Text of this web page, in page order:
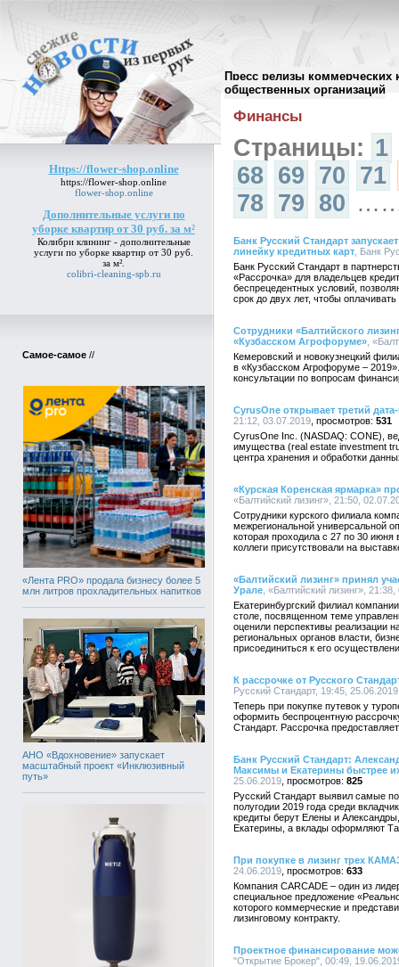
Пресс релизы коммерческих
общественных организаций
Https://flower-shop.online
https://flower-shop.online
flower-shop.online
Дополнительные услуги по
уборке квартир от 30 руб. за м²
Колибри клининг - дополнительные
услуги по уборке квартир от 30 руб.
за м²
colibri-cleaning-spb.ru
Самое-самое //
«Лента PRO» продала бизнесу более 5
млн литров прохладительных напитков
АНО «Вдохновение» запускает
масштабный проект «Инклюзивный
путь»
Архив пресс-релизов//
Финансы
Страницы: 1
68 69 70 71
78 79 80
Банк Русский Стандарт
линейку кредитных карт , Банк
Банк Русский Стандарт в
«Рассрочка» для владельцев
беспрецедентных условий,
срок до двух лет, чтобы
Сотрудники «Балтийского
«Кузбасском Агрофоруме» ,
Кемеровский и новокузнецкий
в «Кузбасском Агрофоруме –
консультации по вопросам
CyrusOne открывает третий
21:12, 03.07.2019
531
CyrusOne Inc. (NASDAQ: CONE),
имущества (real estate investment
центра хранения и обработки
«Курская Коренская ярмарка»
«Балтийский лизинг», 21:50,
Сотрудники курского филиала
межрегиональной универсальной
которая проходила с 27 по 30
коллеги присутствовали на
«Балтийский лизинг» принял
Урале , «Балтийский лизинг»,
Екатеринбургский филиал
столе, посвященном теме
оценили перспективы реализации
региональных органов власти,
присоединиться к его
К рассрочке от Русского
Русский Стандарт, 19:45, 25.06.2019
Теперь при покупке путевок у
оформить беспроцентную
Стандарт. Рассрочка
Банк Русский Стандарт:
Максимы и Екатерины быстрее
25.06.2019
825
Русский Стандарт выявил самые
полугодии 2019 года среди
кредиты берут Елены и
Екатерины, а вклады оформляют
При покупке в лизинг трех
24.06.2019
633
Компания CARCADE – один из
специальное предложение
которого коммерческие и
лизинговому контракту.
Проектное финансирование
"Открытие Брокер", 00:49,